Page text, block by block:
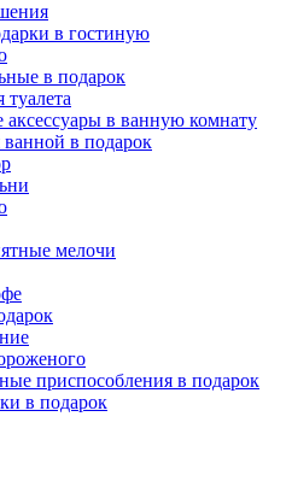
в гостиную
в подарок
в ванную комнату
в подарок
мелочи
приспособления в подарок
в подарок